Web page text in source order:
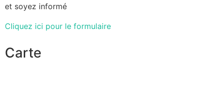
et soyez informé
Cliquez ici pour le formulaire
Carte